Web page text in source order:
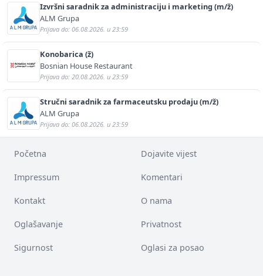
Izvršni saradnik za administraciju i marketing (m/ž)
ALM Grupa
Prijava do: 06.08.2026. u 23:59
Konobarica (ž)
Bosnian House Restaurant
Prijava do: 20.08.2026. u 23:59
Stručni saradnik za farmaceutsku prodaju (m/ž)
ALM Grupa
Prijava do: 06.08.2026. u 23:59
Početna Dojavite vijest
Impressum Komentari
Kontakt O nama
Oglašavanje Privatnost
Sigurnost Oglasi za posao